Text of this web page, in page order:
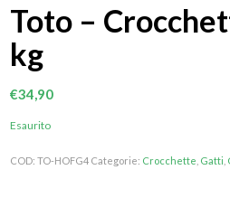
Toto –
kg
€34,90
Esaurito
COD:TO-HOFG4 Categorie: Crocchette Gatti